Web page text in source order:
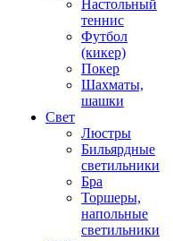
Настольный
теннис
Футбол
(кикер)
Покер
Шахматы,
шашки
Свет
Люстры
Бильярдные
светильники
Бра
Торшеры,
напольные
светильники